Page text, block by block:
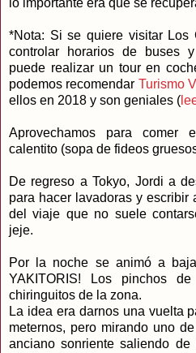
lo importante era que se
*Nota: Si se quiere visitar Los
controlar horarios de buses
puede realizar un tour en
podemos recomendar Turismo
ellos en 2018 y son geniales (
Aprovechamos para
calentito (sopa de fideos
De regreso a Tokyo, Jordi a
para hacer lavadoras y escribir
del viaje que no suele
jeje.
Por la noche se animó a
YAKITORIS! Los pinchos
chiringuitos de la zona.
La idea era darnos una vuelta
meternos, pero mirando uno
anciano sonriente saliendo